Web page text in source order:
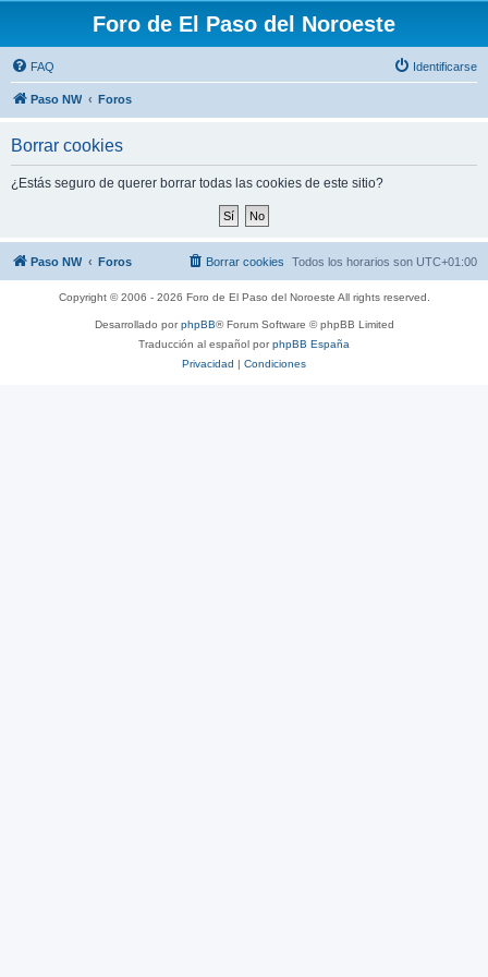
Foro de El Paso del Noroeste
FAQ Identificarse
Paso NW Foros
Borrar cookies
¿Estás seguro de querer borrar todas las cookies de este sitio?
Paso NW Foros Todos los horarios son UTC+01:00
Borrar cookies
Copyright © 2006 - 2026 Foro de El Paso del Noroeste All rights reserved.
Desarrollado porphpBB® Forum Software © phpBB Limited
Traducción al español porphpBB España
Privacidad | Condiciones